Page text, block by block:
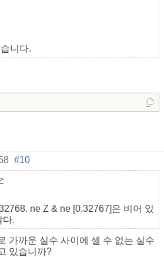
니다.
#10
ne Z & ne [0.32767]은 비어 있
다.
가까운 실수 사이에 셀 수 없는 실수
있습니까?